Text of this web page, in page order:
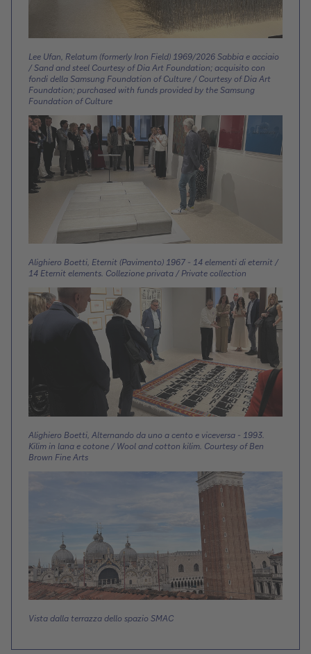
Lee Ufan, Relatum (formerly Iron Field) 1969/2026 Sabbia e acciaio
/ Sand and steel Courtesy of Dia Art Foundation; acquisito con
fondi della Samsung Foundation of Culture / Courtesy of Dia Art
Foundation; purchased with funds provided by the Samsung
Foundation of Culture
Alighiero Boetti, Eternit (Pavimento) 1967 - 14 elementi di eternit /
14 Eternit elements. Collezione privata / Private collection
Alighiero Boetti, Alternando da uno a cento e viceversa - 1993.
Kilim in lana e cotone / Wool and cotton kilim. Courtesy of Ben
Brown Fine Arts
Vista dalla terrazza dello spazio SMAC